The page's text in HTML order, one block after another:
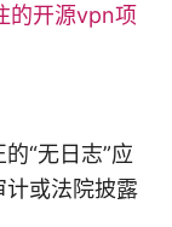
的开源vpn项
“无日志”应
计或法院披露